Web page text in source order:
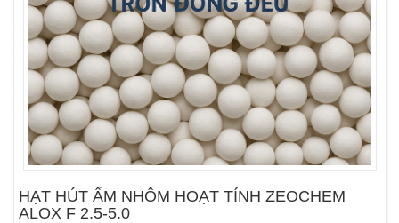
HẠT HÚT ẨM NHÔM HOẠT TÍNH ZEOCHEM
ALOX F 2.5-5.0